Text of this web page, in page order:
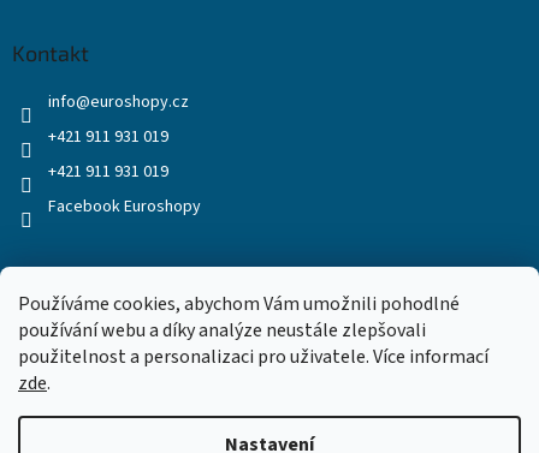
Používáme cookies, abychom Vám umožnili pohodlné
používání webu a díky analýze neustále zlepšovali
použitelnost a personalizaci pro uživatele. Více informací
zde.
Nastavení
Kontakt
info@euroshopy.cz
+421 911 931 019
+421 911 931 019
Facebook Euroshopy